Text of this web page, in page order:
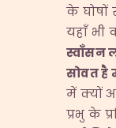
के घोषों
यहाँ भी
स्वाँसन
सोवतहै
में क्यों
प्रभु के